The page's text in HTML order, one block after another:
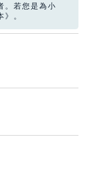
。若您是為小
。